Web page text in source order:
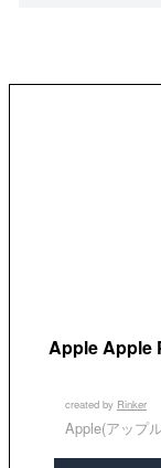
Apple Apple
created by Rinker
Apple(アップ